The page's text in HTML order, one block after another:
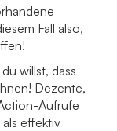
Fall also,
willst, dass
Dezente,
Aufrufe
effektiv